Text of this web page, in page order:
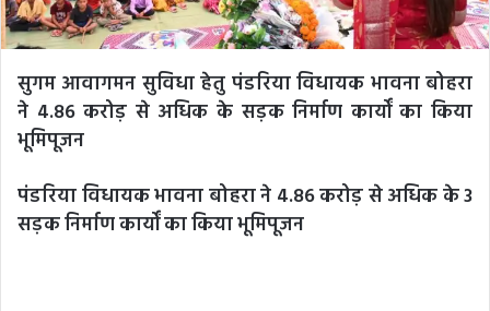
सुगम आवागमन सुविधा हेतु पंडरिया विधायक भावना बोहरा
ने 4.86 करोड़ से अधिक के सड़क निर्माण कार्यों का किया
भूमिपूजन
पंडरिया विधायक भावना बोहरा ने 4.86 करोड़ से अधिक के 3
सड़क निर्माण कार्यों का किया भूमिपूजन